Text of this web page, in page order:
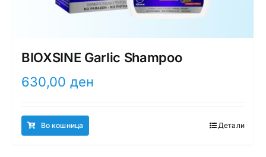
BIOXSINE Garlic Shampoo
630,00 ден
Во кошница Детали